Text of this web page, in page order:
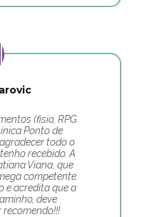
(fisio, RPG
Ponto de
todo o
recebido. A
Viana, que
competente.
e acredita que a
deve
recomendo!!!